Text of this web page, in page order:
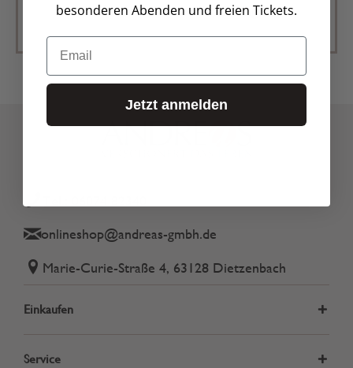
Zur Newsletter Anmeldung
onlineshop@andreas-gmbh.de
Marie-Curie-Straße 4, 63128 Dietzenbach
Einkaufen
Service
besonderen Abenden und freien Tickets.
Email
Jetzt anmelden